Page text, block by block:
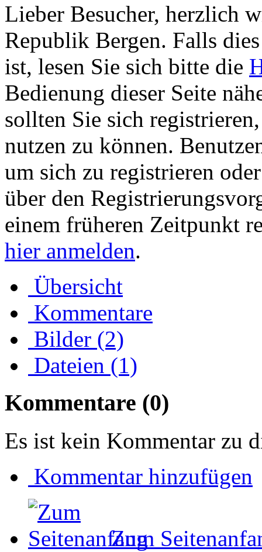
Lieber Besucher, herzlich
Republik Bergen. Falls
ist, lesen Sie sich bitte die
Bedienung dieser Seite
sollten Sie sich
nutzen zu können.
um sich zu registrieren
über den
einem früheren Zeitpunkt
hier anmelden.
Übersicht
Kommentare
Bilder (2)
Dateien (1)
Kommentare (0)
Es ist kein Kommentar zu
Kommentar hinzufügen
Zum